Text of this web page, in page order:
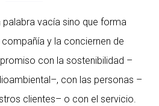
vacía sino que forma
y la conciernen de
con la sostenibilidad –
con las personas –
clientes– o con el servicio.